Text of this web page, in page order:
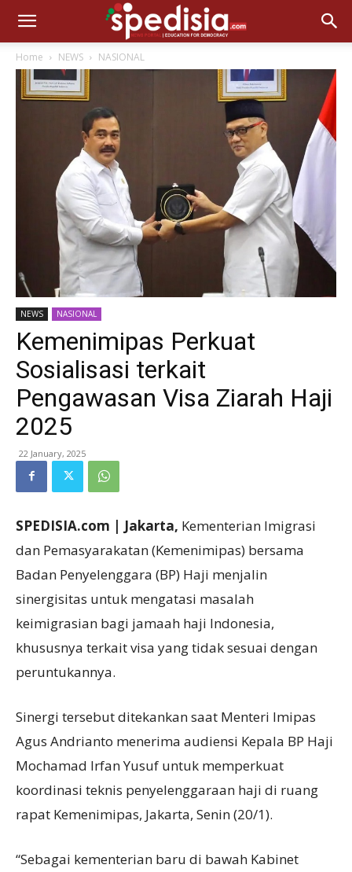
Home NEWS NASIONAL
NEWS NASIONAL
Kemenimipas Perkuat
Sosialisasi terkait
Pengawasan Visa Ziarah Haji
2025
22 January, 2025
SPEDISIA.com | Jakarta, Kementerian Imigrasi
dan Pemasyarakatan (Kemenimipas) bersama
Badan Penyelenggara (BP) Haji menjalin
sinergisitas untuk mengatasi masalah
keimigrasian bagi jamaah haji Indonesia,
khususnya terkait visa yang tidak sesuai dengan
peruntukannya.
Sinergi tersebut ditekankan saat Menteri Imipas
Agus Andrianto menerima audiensi Kepala BP Haji
Mochamad Irfan Yusuf untuk memperkuat
koordinasi teknis penyelenggaraan haji di ruang
rapat Kemenimipas, Jakarta, Senin (20/1).
“Sebagai kementerian baru di bawah Kabinet